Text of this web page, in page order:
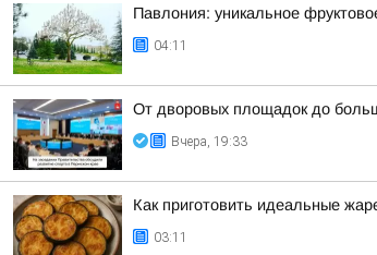
Павлония: уникальное
04:11
От дворовых площадок до
Вчера, 19:33
Как приготовить идеальные
03:11